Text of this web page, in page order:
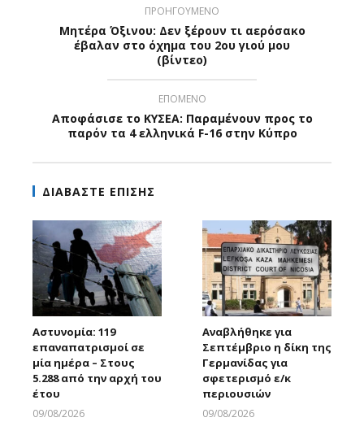
ΠΡΟΗΓΟΥΜΕΝΟ
Μητέρα Όξινου: Δεν ξέρουν τι αερόσακο
έβαλαν στο όχημα του 2ου γιού μου
(βίντεο)
ΕΠΟΜΕΝΟ
Αποφάσισε το ΚΥΣΕΑ: Παραμένουν προς το
παρόν τα 4 ελληνικά F-16 στην Κύπρο
ΔΙΑΒΑΣΤΕ ΕΠΙΣΗΣ
Αστυνομία: 119
επαναπατρισμοί σε
μία ημέρα – Στους
5.288 από την αρχή του
έτου
09/08/2026
Αναβλήθηκε για
Σεπτέμβριο η δίκη της
Γερμανίδας για
σφετερισμό ε/κ
περιουσιών
09/08/2026